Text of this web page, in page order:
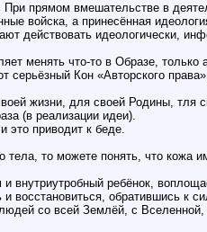
прямом вмешательстве в
войска, а принесённая
действовать идеологически,
менять что-то в Образе,
Кон «Авторского
жизни, для своей Родины, тля
(в реализации идеи).
это приводит к беде.
то можете понять, что кожа
ребёнок,
обратившись к
со всей Землёй, с